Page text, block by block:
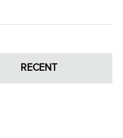
RECENT